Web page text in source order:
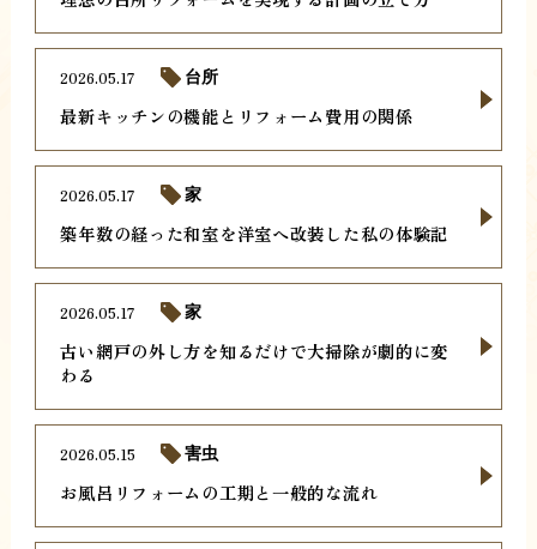
最新キッチンの機能とリフォーム費用の関係
2026.05.17 台所
築年数の経った和室を洋室へ改装した私の体験記
2026.05.17 家
古い網戸の外し方を知るだけで大掃除が劇的に変
わる
2026.05.17 家
お風呂リフォームの工期と一般的な流れ
2026.05.15 害虫